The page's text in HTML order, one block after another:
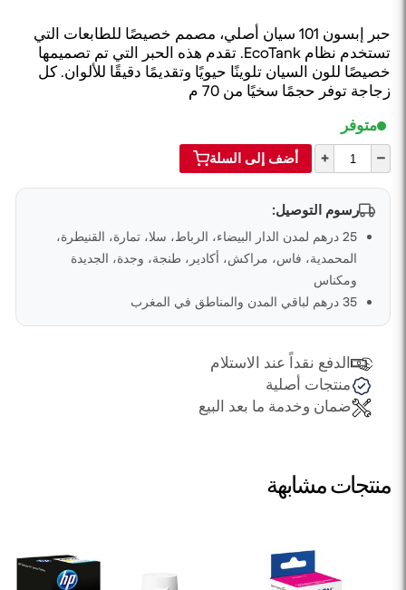
حبر إبسون 101 سيان أصلي، مصمم خصيصًا للطابعات التي
تستخدم نظام EcoTank. تقدم هذه الحبر التي تم تصميمها
خصيصًا للون السيان تلوينًا حيويًا وتقديمًا دقيقًا للألوان. كل
زجاجة توفر حجمًا سخيًا من 70 م
متوفر
–
+ أضف إلى السلة
رسوم التوصيل:
25 درهم لمدن الدار البيضاء، الرباط، سلا، تمارة، القنيطرة،
المحمدية، فاس، مراكش، أكادير، طنجة، وجدة، الجديدة
ومكناس
35 درهم لباقي المدن والمناطق في المغرب
الدفع نقداً عند الاستلام
منتجات أصلية
ضمان وخدمة ما بعد البيع
منتجات مشابهة